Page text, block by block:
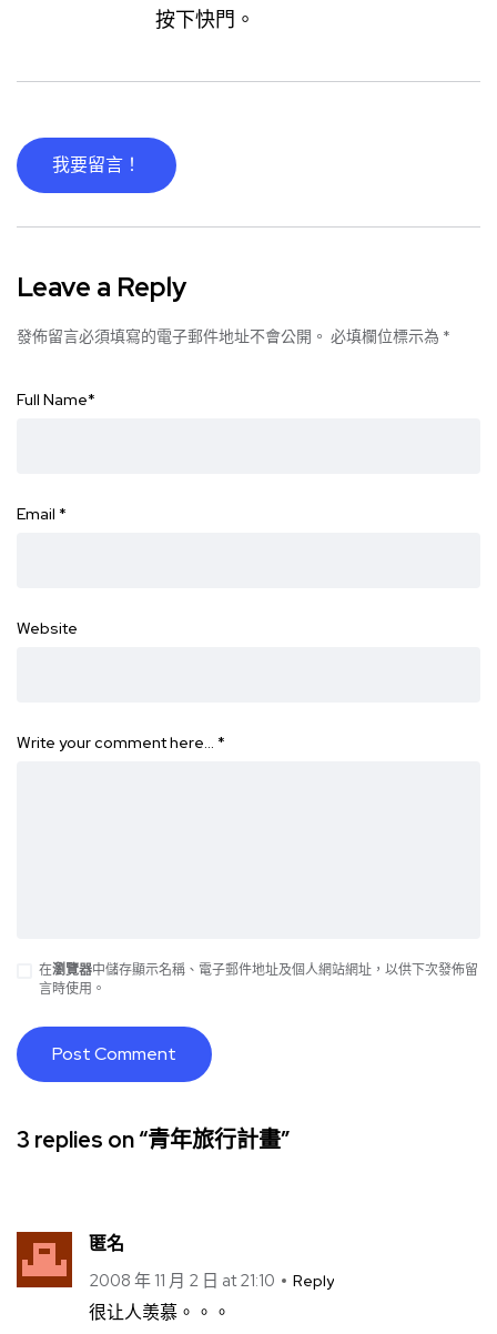
按下快門。
我要留言！
Leave a Reply
發佈留言必須填寫的電子郵件地址不會公開。 必填欄位標示為 *
Full Name*
Email *
Website
Write your comment here… *
在瀏覽器中儲存顯示名稱、電子郵件地址及個人網站網址，以供下次發佈留
言時使用。
3 replies on “青年旅行計畫”
匿名
2008 年 11 月 2 日 at 21:10 Reply
很让人羡慕。。。